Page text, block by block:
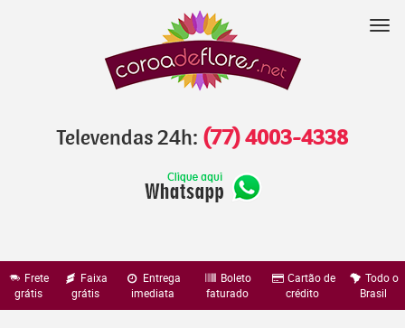
Televendas 24h: (77) 4003-4338
Frete
grátis
Faixa
grátis
Entrega
imediata
Boleto
faturado
Cartão de
crédito
Todo o
Brasil